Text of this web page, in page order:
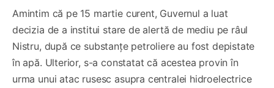
Amintim că pe 15 martie curent, Guvernul a luat
decizia de a institui stare de alertă de mediu pe râul
Nistru, după ce substanțe petroliere au fost depistate
în apă. Ulterior, s-a constatat că acestea provin în
urma unui atac rusesc asupra centralei hidroelectrice